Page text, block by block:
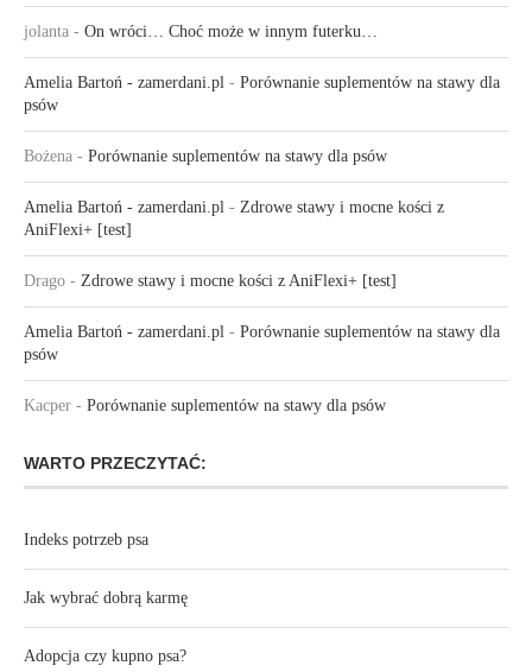
jolanta - On wróci… Choć może w innym futerku…
Amelia Bartoń - zamerdani.pl - Porównanie suplementów na stawy dla
psów
Bożena - Porównanie suplementów na stawy dla psów
Amelia Bartoń - zamerdani.pl - Zdrowe stawy i mocne kości z
AniFlexi+ [test]
Drago - Zdrowe stawy i mocne kości z AniFlexi+ [test]
Amelia Bartoń - zamerdani.pl - Porównanie suplementów na stawy dla
psów
Kacper - Porównanie suplementów na stawy dla psów
WARTO PRZECZYTAĆ:
Indeks potrzeb psa
Jak wybrać dobrą karmę
Adopcja czy kupno psa?